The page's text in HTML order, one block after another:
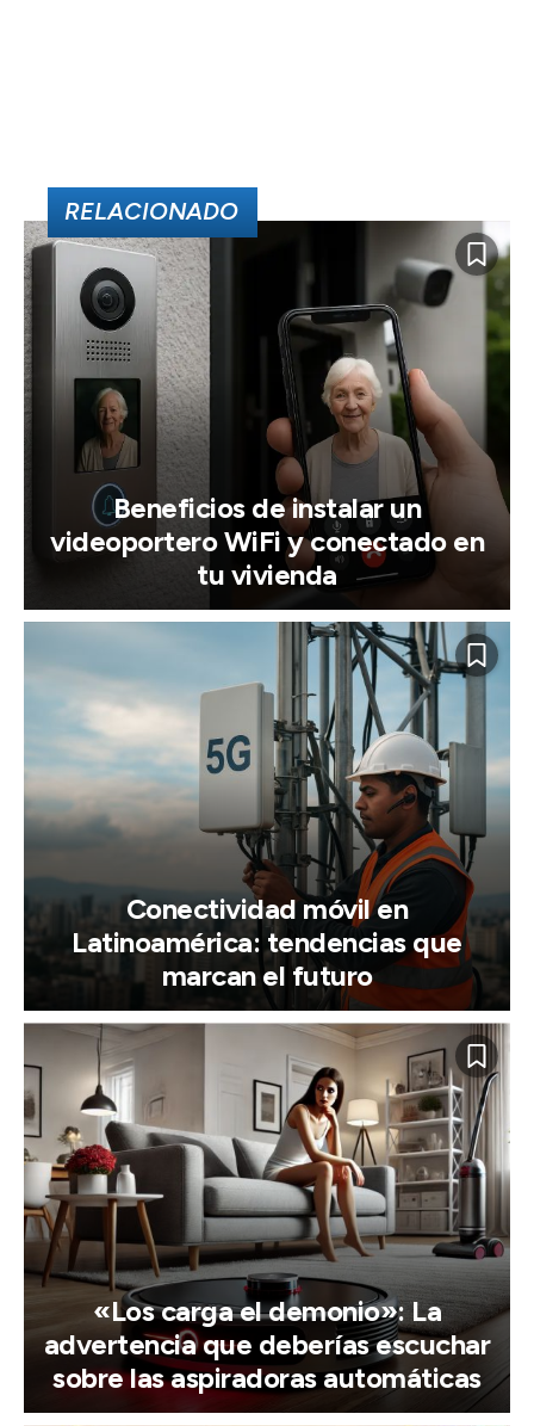
RELACIONADO
Beneficios de instalar un
videoportero WiFi y conectado en
tu vivienda
Conectividad móvil en
Latinoamérica: tendencias que
marcan el futuro
«Los carga el demonio»: La
advertencia que deberías escuchar
sobre las aspiradoras automáticas